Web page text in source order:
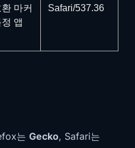
마커
앱
Safari/537.36
는 Gecko, Safari는